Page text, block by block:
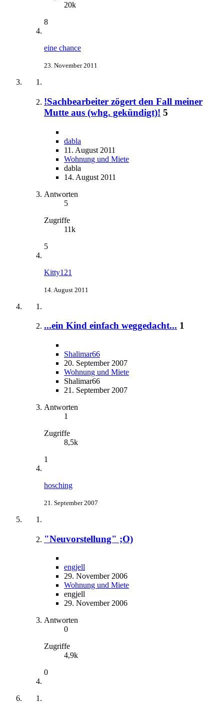
20k
8
eine chance
23. November 2011
!Sachbearbeiter zögert den Fall meiner
Mutte aus (whg. gekündigt)! 5
dabla
11. August 2011
Wohnung und Miete
dabla
14. August 2011
Antworten
5
Zugriffe
11k
5
Kitty121
14. August 2011
...ein Kind einfach weggedacht... 1
Shalimar66
20. September 2007
Wohnung und Miete
Shalimar66
21. September 2007
Antworten
1
Zugriffe
8,5k
1
hosching
21. September 2007
"Neuvorstellung" ;O)
engjell
29. November 2006
Wohnung und Miete
engjell
29. November 2006
Antworten
0
Zugriffe
4,9k
0